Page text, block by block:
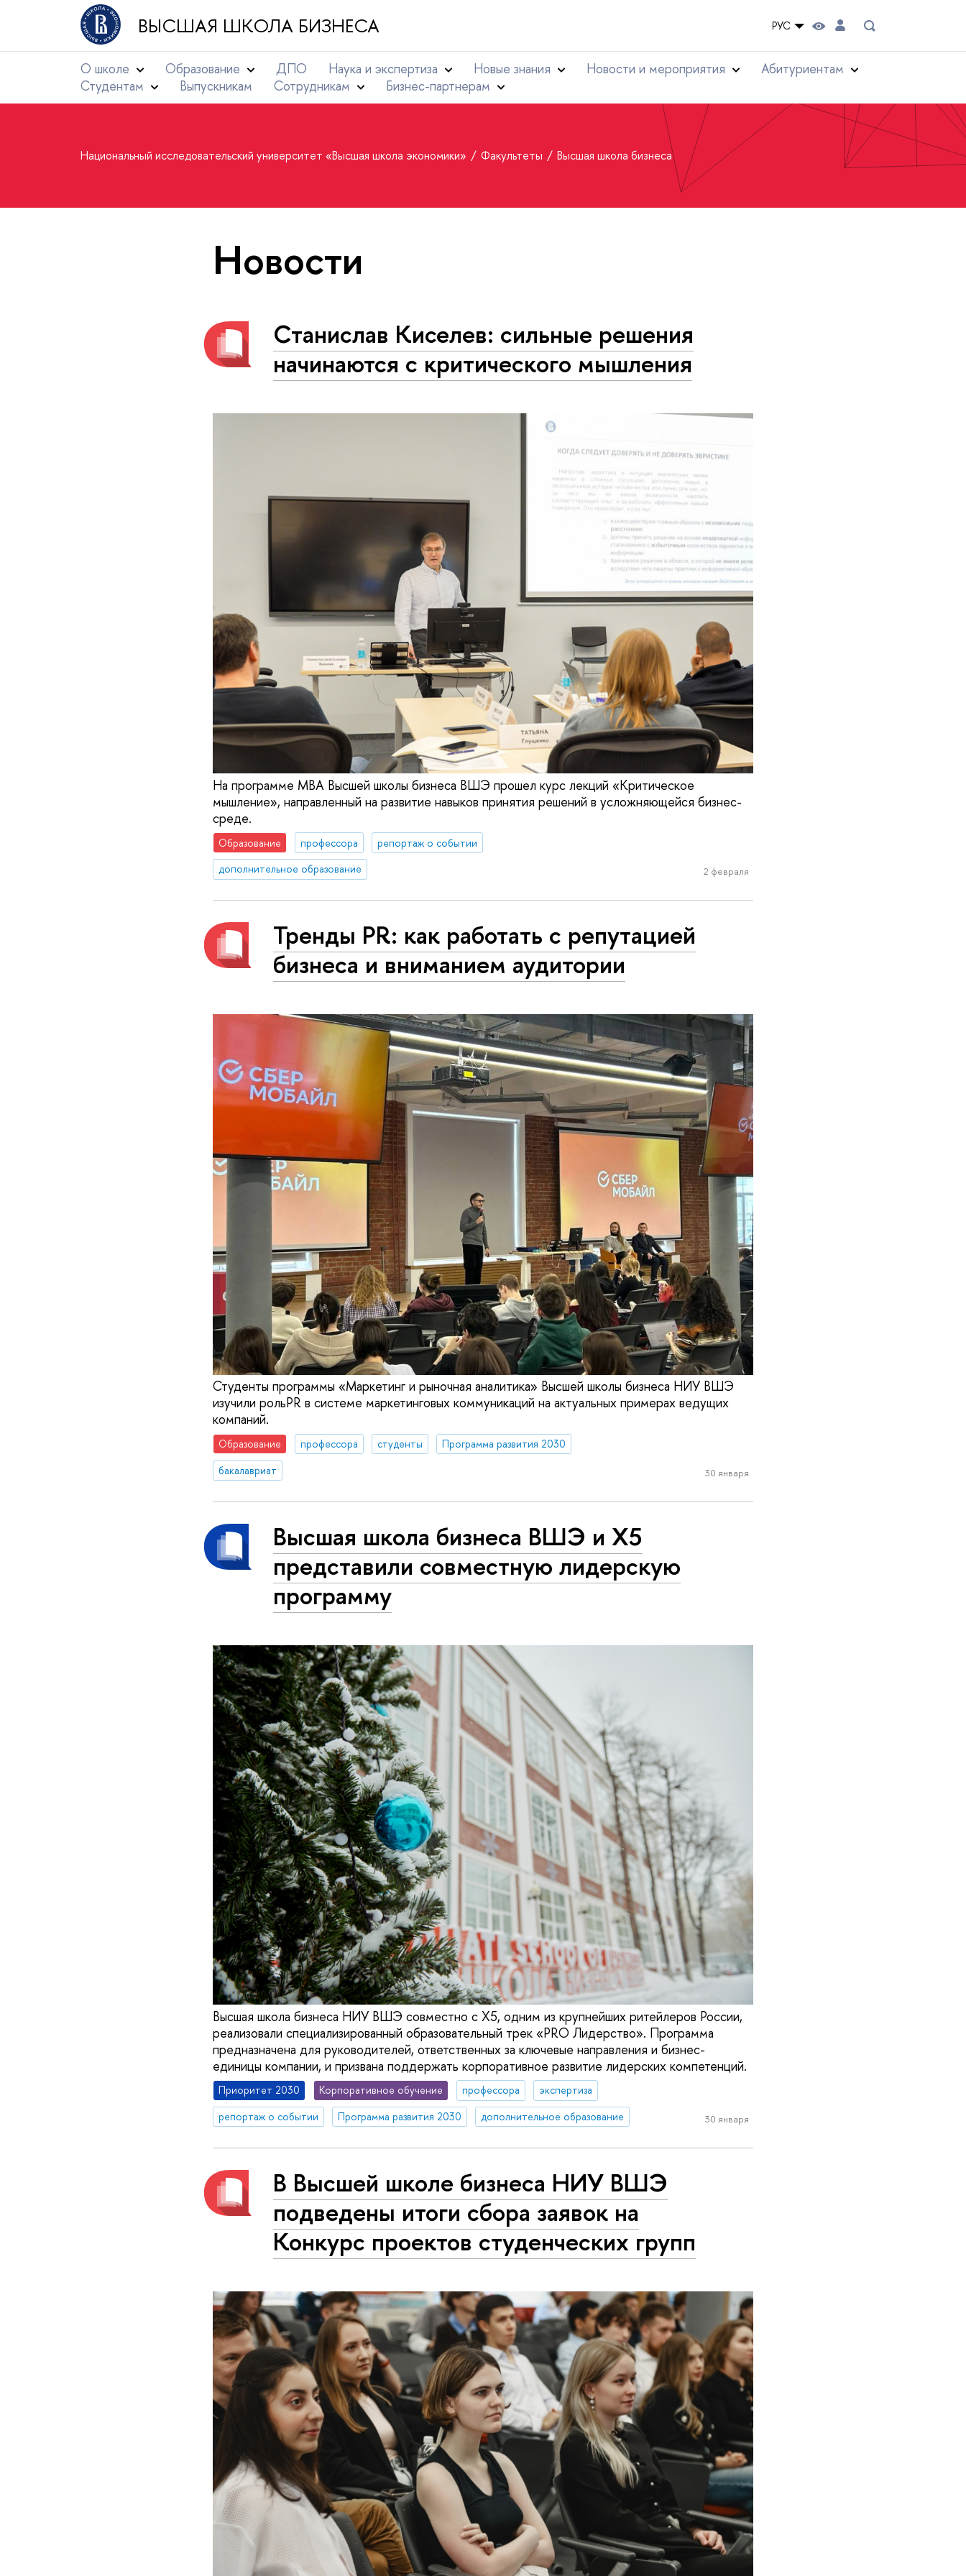
ВЫСШАЯ ШКОЛА БИЗНЕСА РУС
О школе Образование ДПО Наука и экспертиза Новые знания Новости и мероприятия
Абитуриентам
Студентам
Выпускникам Сотрудникам Бизнес-партнерам
Национальный исследовательский университет «Высшая школа экономики» Факультеты Высшая школа бизнеса
Новости
Станислав Киселев: сильные решения
начинаются с критического мышления
На программе MBA Высшей школы бизнеса ВШЭ прошел курс лекций «Критическое
мышление», направленный на развитие навыков принятия решений в усложняющейся бизнес-
среде.
Образование профессора
репортаж о событии
дополнительное образование
2 февраля
Тренды PR: как работать с репутацией
бизнеса и вниманием аудитории
Студенты программы «Маркетинг и рыночная аналитика» Высшей школы бизнеса НИУ ВШЭ
изучили рольPR в системе маркетинговых коммуникаций на актуальных примерах ведущих
компаний.
Образование профессора студенты
Программа развития 2030
бакалавриат
30 января
Высшая школа бизнеса ВШЭ и Х5
представили совместную лидерскую
программу
Высшая школа бизнеса НИУ ВШЭ совместно с Х5, одним из крупнейших ритейлеров России,
реализовали специализированный образовательный трек «PRO Лидерство». Программа
предназначена для руководителей, ответственных за ключевые направления и бизнес-
единицы компании, и призвана поддержать корпоративное развитие лидерских компетенций.
Приоритет 2030 Корпоративное обучение профессора
экспертиза
репортаж о событии
Программа развития 2030 дополнительное образование 30 января
В Высшей школе бизнеса НИУ ВШЭ
подведены итоги сбора заявок на
Конкурс проектов студенческих групп